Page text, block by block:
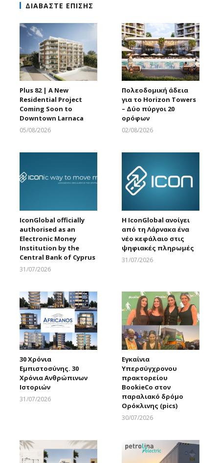
ΔΙΑΒΑΣΤΕ ΕΠΙΣΗΣ
Plus 82 | A New
Residential Project
Coming Soon to
Downtown Larnaca
05/08/2026
Πολεοδομική άδεια
για το Horizon Towers
– Δύο πύργοι 20
ορόφων
02/08/2026
IconGlobal officially
authorised as an
Electronic Money
Institution by the
Central Bank of Cyprus
31/07/2026
Η IconGlobal ανοίγει
από τη Λάρνακα ένα
νέο κεφάλαιο στις
ψηφιακές πληρωμές
31/07/2026
30 Χρόνια
Εμπιστοσύνης. 30
Χρόνια Ανθρώπινων
Ιστοριών
31/07/2026
Εγκαίνια
Υπερσύγχρονου
πρακτορείου
BookieCo στον
παραλιακό δρόμο
Ορόκλινης (pics)
30/07/2026